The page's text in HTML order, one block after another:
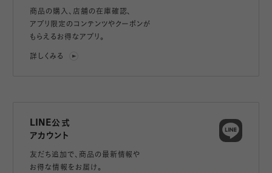
商品の購入、店舗の在庫確認、
アプリ限定のコンテンツやクーポンが
もらえるお得なアプリ。
詳しくみる
LINE公式
アカウント
友だち追加で、 商品の最新情報や
お得な情報をお届け。